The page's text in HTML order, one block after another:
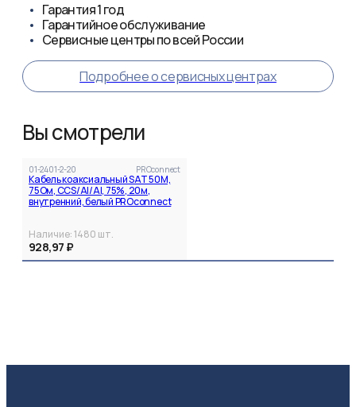
Гарантия1 год
Гарантийное обслуживание
Сервисные центры по всей России
Подробнее о сервисных центрах
Вы смотрели
01-2401-2-20 PROconnect
Кабель коаксиальный SAT 50M,
75Ом, CCS/Al/Al, 75%, 20м,
внутренний, белый PROconnect
Наличие:1480 шт.
928,97 ₽